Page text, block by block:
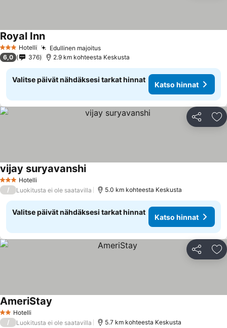
3 Tähtiluokitus
Hotelli Edullinen majoitusKatso hinnat
Royal InnKatso hinnat
6,0 376 2.9 km kohteesta Keskusta
Valitse päivät nähdäksesi tarkat hinnat
Katso hinnat
Jaa
3 Tähtiluokitus
Hotelli
vijay suryavanshiKatso hinnat
/ Luokitusta ei ole saatavilla 5.0 km kohteesta Keskusta
Valitse päivät nähdäksesi tarkat hinnat
Katso hinnat
Jaa
2 Tähtiluokitus
Hotelli
AmeriStay
/ Luokitusta ei ole saatavilla 5.7 km kohteesta Keskusta